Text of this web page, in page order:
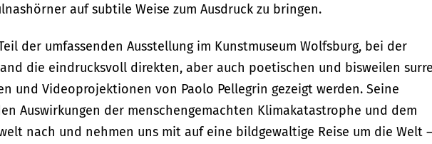
auf subtile Weise zum Ausdruck zu bringen.
der umfassenden Ausstellung im Kunstmuseum Wolfsburg, bei der
die eindrucksvoll direkten, aber auch poetischen und bisweilen
und Videoprojektionen von Paolo Pellegrin gezeigt werden. Seine
Auswirkungen der menschengemachten Klimakatastrophe und dem
nach und nehmen uns mit auf eine bildgewaltige Reise um die Welt –